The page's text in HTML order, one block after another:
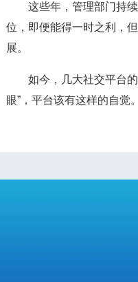
这些年，管理部门持续
位，即便能得一时之利，
展。
如今，几大社交平台的
眼”，平台该有这样的自觉